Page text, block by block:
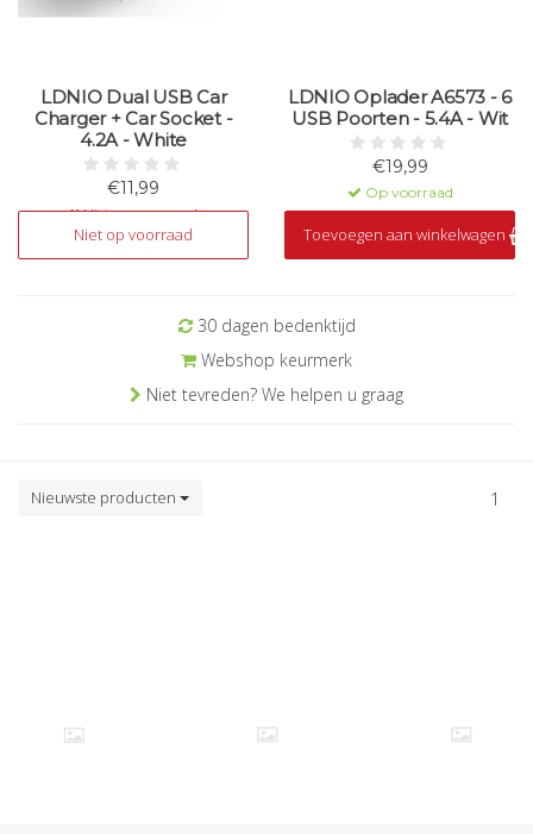
LDNIO Dual USB Car
Charger + Car Socket -
4.2A - White
€11,99
Niet op voorraad
Niet op voorraad
LDNIO Oplader A6573 - 6
USB Poorten - 5.4A - Wit
€19,99
Op voorraad
Toevoegen aan winkelwagen
30 dagen bedenktijd
Webshop keurmerk
Niet tevreden? We helpen u graag
Nieuwste producten 1